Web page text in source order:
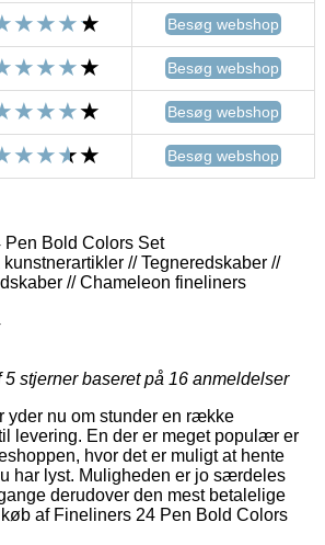
Besøg webshop
Besøg webshop
Besøg webshop
Besøg webshop
Pen Bold Colors Set
kunstnerartikler // Tegneredskaber //
// Chameleon fineliners
stjerner baseret på 16 anmeldelser
yder nu om stunder en række
levering. En der er meget populær er
hvor det er muligt at hente
har lyst. Muligheden er jo særdeles
derudover den mest betalelige
af Fineliners 24 Pen Bold Colors